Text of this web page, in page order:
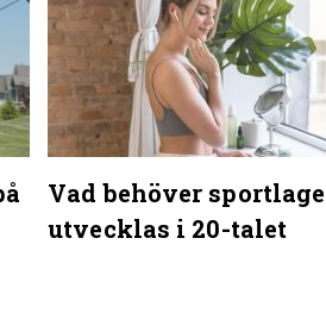
Vad behöver
utvecklas i 20-talet